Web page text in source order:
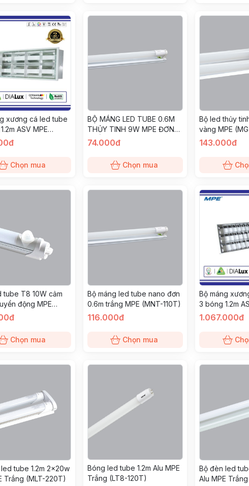
xương cá led tube
ASV MPE
Chọn mua
BỘ MÁNG LED TUBE 0.6M
THỦY TINH 9W MPE ĐƠN
TRẮNG (MGT8-110T)
74.000đ
Chọn mua
Bộ led thủy
vàng MPE
143.000đ
tube T8 10W cảm
động MPE
MS)
Chọn mua
Bộ máng led tube nano đơn
0.6m trắng MPE (MNT-110T)
116.000đ
Chọn mua
Bộ máng
3 bóng 1.2m
(MATL-320V)
1.067.000đ
tube 1.2m 2x20w
Trắng (MLT-220T)
Bóng led tube 1.2m Alu MPE
Trắng (LT8-120T)
Bộ đèn led
Alu MPE